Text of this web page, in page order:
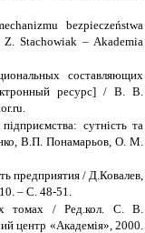
bezpieczeństwa
Stachowiak – Akademia
составляющих
ресурс] / В. В.
сутність та
В.П. Понамарьов, О. М.
предприятия / Д.Ковалев,
– С. 48-51.
томах / Ред.кол. С. В.
центр «Академія», 2000.